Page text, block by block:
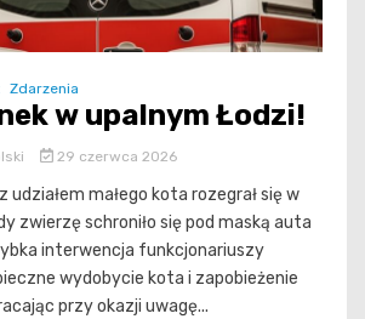
Zdarzenia
w upalnym Łodzi!
29 czerwca 2026
udziałem małego kota rozegrał się w
zwierzę schroniło się pod maską auta
interwencja funkcjonariuszy
wydobycie kota i zapobieżenie
przy okazji uwagę...